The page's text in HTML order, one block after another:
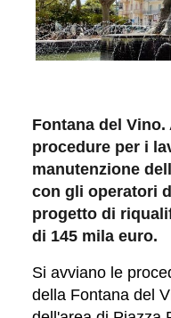
Fontana del
procedure per i
manutenzione
con gli operatori
progetto di
di 145 mila euro.
Si avviano le
della Fontana del